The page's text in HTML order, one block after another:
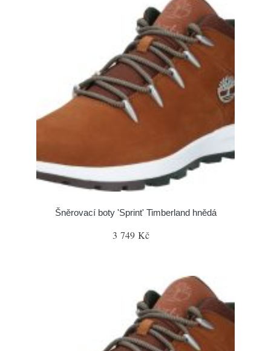
Šněrovací boty 'Sprint' Timberland hnědá
3 749 Kč